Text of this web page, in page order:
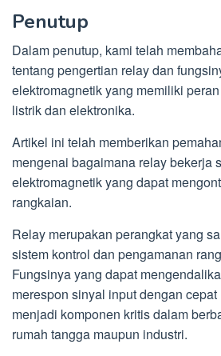
Penutup
Dalam penutup, kami telah
tentang pengertian relay dan
elektromagnetik yang memiliki
listrik dan elektronika.
Artikel ini telah memberikan
mengenai bagaimana relay bekerja
elektromagnetik yang dapat
rangkaian.
Relay merupakan perangkat yang
sistem kontrol dan pengamanan
Fungsinya yang dapat
merespon sinyal input dengan
menjadi komponen kritis dalam
rumah tangga maupun industri.